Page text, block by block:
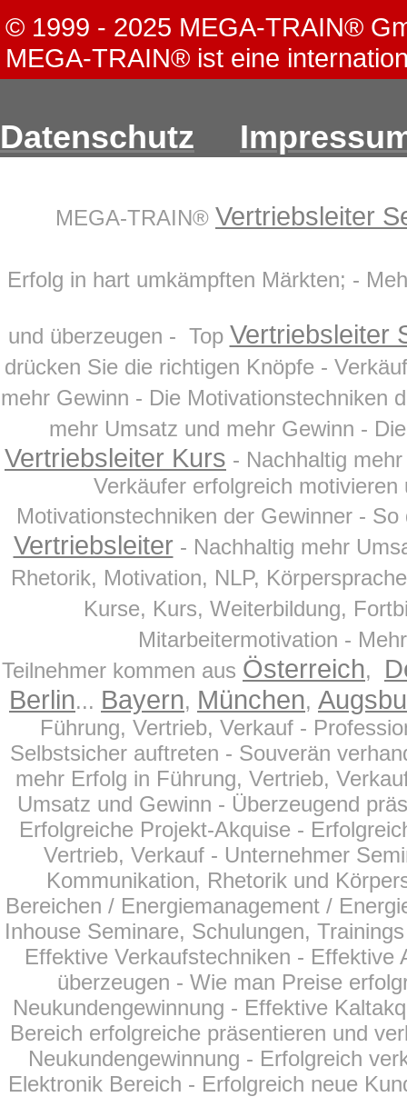
© 1999 - 2025 MEGA-TRAIN®
MEGA-TRAIN® ist eine
Datenschutz
MEGA-TRAIN® Vertriebsleiter
Erfolg in hart umkämpften Märkten; -
und überzeugen - Top Vertriebsleiter
drücken Sie die richtigen Knöpfe -
mehr Gewinn - Die Motivationstechniken
mehr Umsatz und mehr Gewinn -
Vertriebsleiter Kurs - Nachhaltig
Verkäufer erfolgreich
Motivationstechniken der Gewinner -
Vertriebsleiter - Nachhaltig mehr
Rhetorik, Motivation, NLP,
Kurse, Kurs, Weiterbildung,
Mitarbeitermotivation -
Teilnehmer kommen aus Österreich,
Berlin... Bayern, München,
Führung, Vertrieb, Verkauf -
Selbstsicher auftreten - Souverän
mehr Erfolg in Führung, Vertrieb,
Umsatz und Gewinn - Überzeugend
Erfolgreiche Projekt-Akquise -
Vertrieb, Verkauf - Unternehmer
Kommunikation, Rhetorik und
Bereichen / Energiemanagement /
Inhouse Seminare, Schulungen,
Effektive Verkaufstechniken -
überzeugen - Wie man Preise
Neukundengewinnung - Effektive
Bereich erfolgreiche präsentieren und
Neukundengewinnung - Erfolgreich
Elektronik Bereich - Erfolgreich neue